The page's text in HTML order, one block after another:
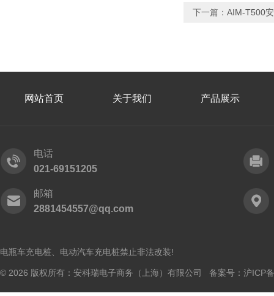
下一篇： AIM-T500
网站首页 关于我们 产品展示
电话
021-69151205
邮箱
2881454557@qq.com
电瓶车充电桩、电动汽车充电桩禁止非法改装!
© 2026 版权所有：安科瑞电子商务（上海）有限公司 备案号： 沪ICP